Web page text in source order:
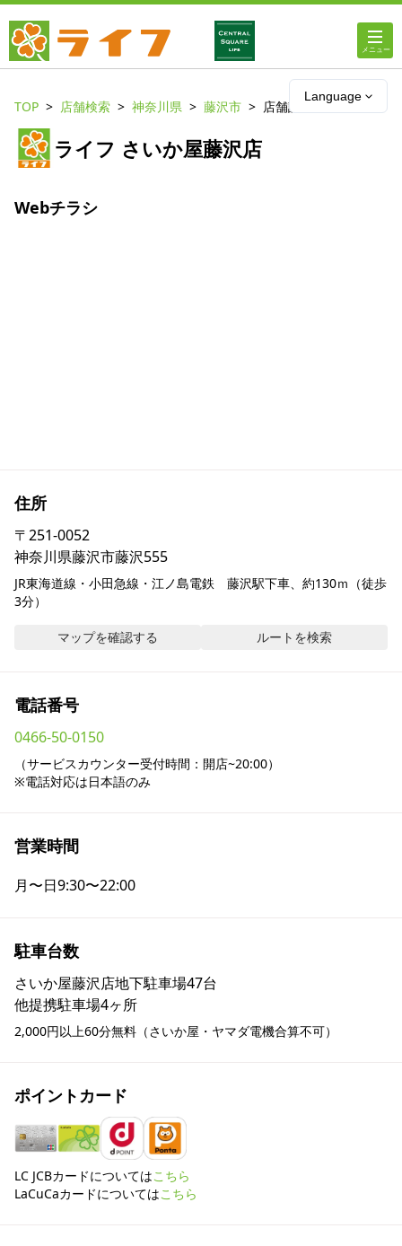
Language
店舗・チラシ情報
TOP 店舗検索 神奈川県 藤沢市 店舗詳細
ライフ さいか屋藤沢店
Webチラシ
住所
〒251-0052
神奈川県藤沢市藤沢555
JR東海道線・小田急線・江ノ島電鉄　藤沢駅下車、約130ｍ（徒歩
3分）
マップを確認する ルートを検索
電話番号
0466-50-0150
（サービスカウンター受付時間：開店~20:00）
※電話対応は日本語のみ
営業時間
月〜日9:30〜22:00
駐車台数
さいか屋藤沢店地下駐車場47台
他提携駐車場4ヶ所
2,000円以上60分無料（さいか屋・ヤマダ電機合算不可）
ポイントカード
LC JCBカードについてはこちら
LaCuCaカードについてはこちら